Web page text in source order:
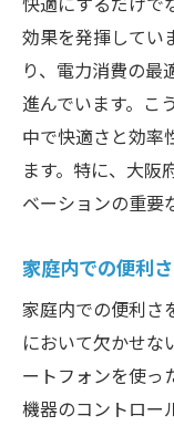
効果を発揮してい
り、電力消費の最
進んでいます。こ
中で快適さと効率
ます。特に、大阪
ベーションの重要
家庭内での便利
家庭内での便利さ
において欠かせな
ートフォンを使っ
機器のコントロー